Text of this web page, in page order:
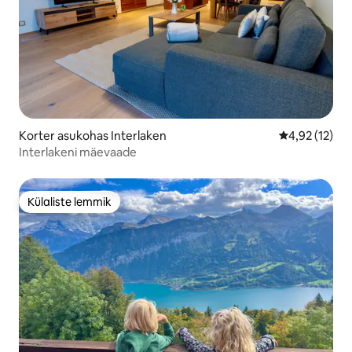
Korter asukohas Interlaken Keskmine
4,92 (12)
Interlakeni mäevaade
Külaliste lemmik
Külaliste lemmik